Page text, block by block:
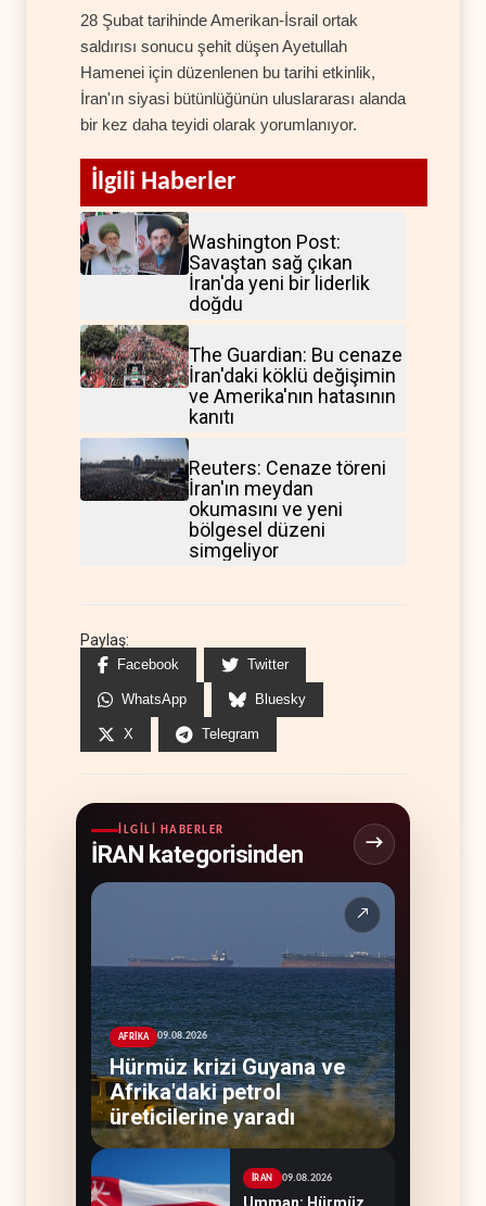
28 Şubat tarihinde Amerikan-İsrail ortak
saldırısı sonucu şehit düşen Ayetullah
Hamenei için düzenlenen bu tarihi etkinlik,
İran'ın siyasi bütünlüğünün uluslararası alanda
bir kez daha teyidi olarak yorumlanıyor.
İlgili Haberler
Washington Post:
Savaştan sağ çıkan
İran'da yeni bir liderlik
doğdu
The Guardian: Bu cenaze
İran'daki köklü değişimin
ve Amerika'nın hatasının
kanıtı
Reuters: Cenaze töreni
İran'ın meydan
okumasını ve yeni
bölgesel düzeni
simgeliyor
Paylaş:
Facebook Twitter
WhatsApp Bluesky
X Telegram
İLGILI HABERLER
İRAN kategorisinden
↗
AFRİKA 09.08.2026
Hürmüz krizi Guyana ve
Afrika'daki petrol
üreticilerine yaradı
İRAN 09.08.2026